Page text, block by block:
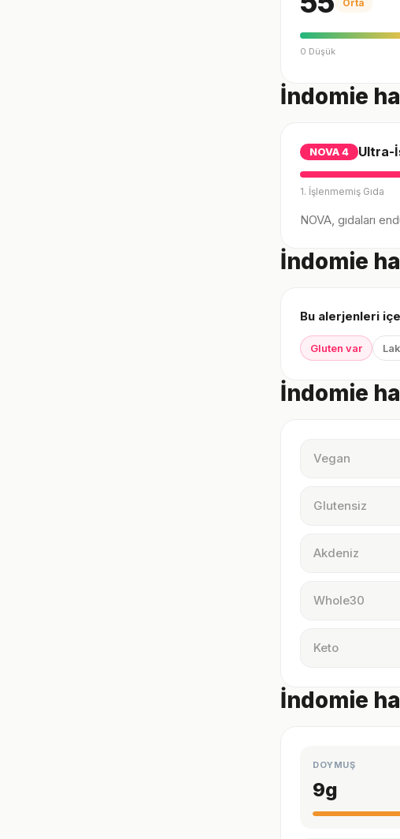
Orta
0 Düşük
İndomie
NOVA4 Ultra-
1. İşlenmemiş Gıda
NOVA, gıdaları
İndomie
Bu alerjenleri
Gluten var
İndomie
Vegan
Glutensiz
Akdeniz
Whole30
Keto
İndomie
DOYMUŞ
9g